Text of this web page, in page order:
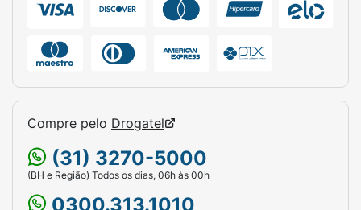
Compre pelo Drogatel
(31) 3270-5000
(BH e Região) Todos os dias, 06h às 00h
0300.313.1010